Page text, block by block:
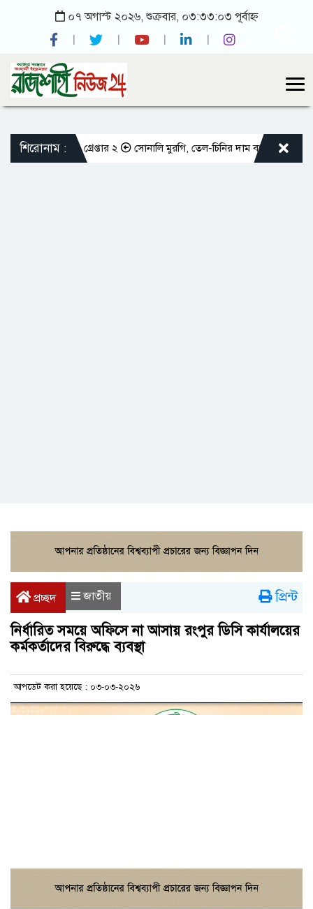
০৭ অগাস্ট ২০২৬, শুক্রবার, ০৩:৩৩:০৩ পূর্বাহ্ন
শিরোনাম :
উদ্‌ঘাটন, গ্রেপ্তার ২ সোনালি মুরগি, তেল-চিনির দাম বাড়তি সৌদির
প্রচ্ছদ জাতীয় প্রিন্ট
নির্ধারিত সময়ে অফিসে না আসায় রংপুর ডিসি কার্যালয়ের
কর্মকর্তাদের বিরুদ্ধে ব্যবস্থা
আপডেট করা হয়েছে : ০৩-০৩-২০২৬